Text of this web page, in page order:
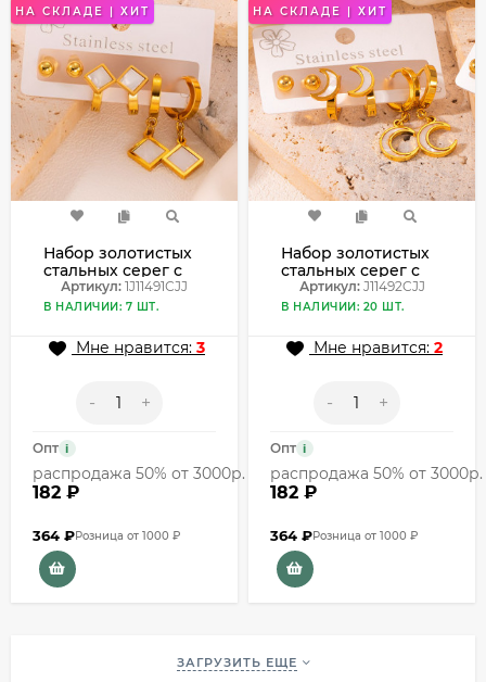
НА СКЛАДЕ | ХИТ
Набор золотистых
стальных серег с
квадратными
подвесками и
1J11491СJJ
Артикул: 1J11491СJJ
В НАЛИЧИИ: 7 ШТ.
Мне нравится: 3
- +
Опт i
распродажа 50% от 3000р.
182 ₽
364 ₽Розница от 1000 ₽
НА СКЛАДЕ | ХИТ
Набор золотистых
стальных серег с
перламутровыми
лунницами
Артикул:J11492CJJ
В НАЛИЧИИ: 20 ШТ.
Мне нравится: 2
- +
Опт i
распродажа 50% от 3000р.
182 ₽
364 ₽Розница от 1000 ₽
ЗАГРУЗИТЬ ЕЩЕ